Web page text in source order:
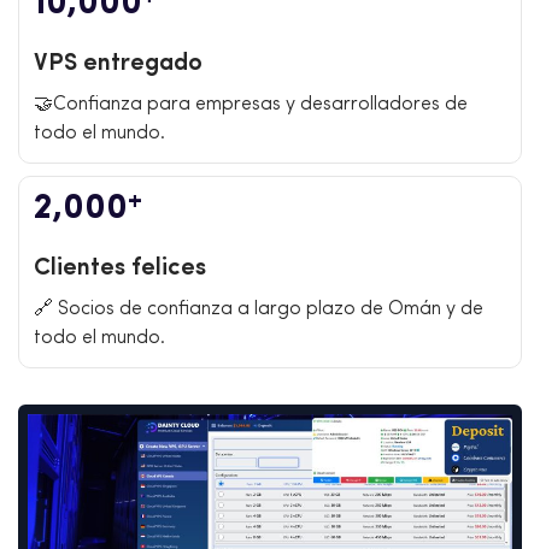
VPS entregado
🤝Confianza para empresas y desarrolladores de
todo el mundo.
2,000+
Clientes felices
🔗 Socios de confianza a largo plazo de Omán y de
todo el mundo.